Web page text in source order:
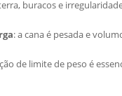
buracos e
: a cana é pesada e
de limite de peso é